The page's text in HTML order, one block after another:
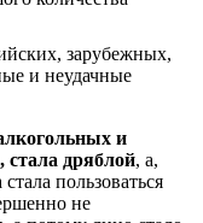
и
стала дряблой, а,
пользоваться
не